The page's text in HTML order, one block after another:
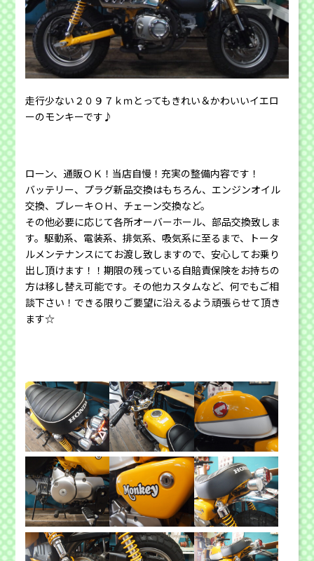
走行少ない２０９７ｋｍとってもきれい＆かわいいイエロ
ーのモンキーです♪
ローン、通販ＯＫ！当店自慢！充実の整備内容です！
バッテリー、プラグ新品交換はもちろん、エンジンオイル
交換、ブレーキＯＨ、チェーン交換など。
その他必要に応じて各所オーバーホール、部品交換致しま
す。駆動系、電装系、排気系、吸気系に至るまで、トータ
ルメンテナンスにてお渡し致しますので、安心してお乗り
出し頂けます！！期限の残っている自賠責保険をお持ちの
方は移し替え可能です。その他カスタムなど、何でもご相
談下さい！できる限りご要望に沿えるよう頑張らせて頂き
ます☆